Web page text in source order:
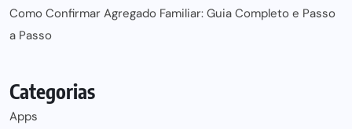
Como Confirmar Agregado Familiar: Guia Completo e Passo
a Passo
Categorias
Apps